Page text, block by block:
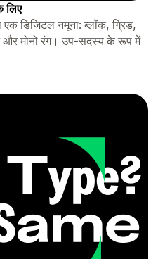
लिए
एक डिजिटल नमूना: ब्लॉक, ग्रिड,
और मोनो रंग। उप-सदस्य के रूप में